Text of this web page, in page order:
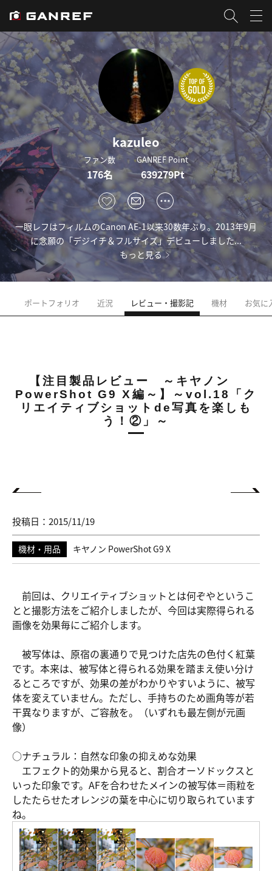
kazuleo
ファン数
176名
GANREF Point
639279Pt
一眼レフはフィルムのCanon AE-1以来30数年ぶり。2013年9月
に念願の「デジイチ＆フルサイズ」デビューしました...
もっと見る
ポートフォリオ 近況 レビュー・撮影記 機材 お気に
【注目製品レビュー ～キヤノン
PowerShot G9 X編～】～vol.18「ク
リエイティブショットde写真を楽しも
う！②」～
投稿日：2015/11/19
機材・用品 キヤノン PowerShot G9 X
前回は、クリエイティブショットとは何ぞやというこ
とと撮影方法をご紹介しましたが、今回は実際得られる
画像を効果毎にご紹介します。
被写体は、原宿の裏通りで見つけた店先の色付く紅葉
です。本来は、被写体と得られる効果を踏まえ使い分け
るところですが、効果の差がわかりやすいように、被写
体を変えていません。ただし、手持ちのため画角等が若
干異なりますが、ご容赦を。（いずれも最左側が元画
像）
○ナチュラル：自然な印象の抑えめな効果
エフェクト的効果から見ると、割合オーソドックスと
いった印象です。AFを合わせたメインの被写体＝雨粒を
したたらせたオレンジの葉を中心に切り取られています
ね。